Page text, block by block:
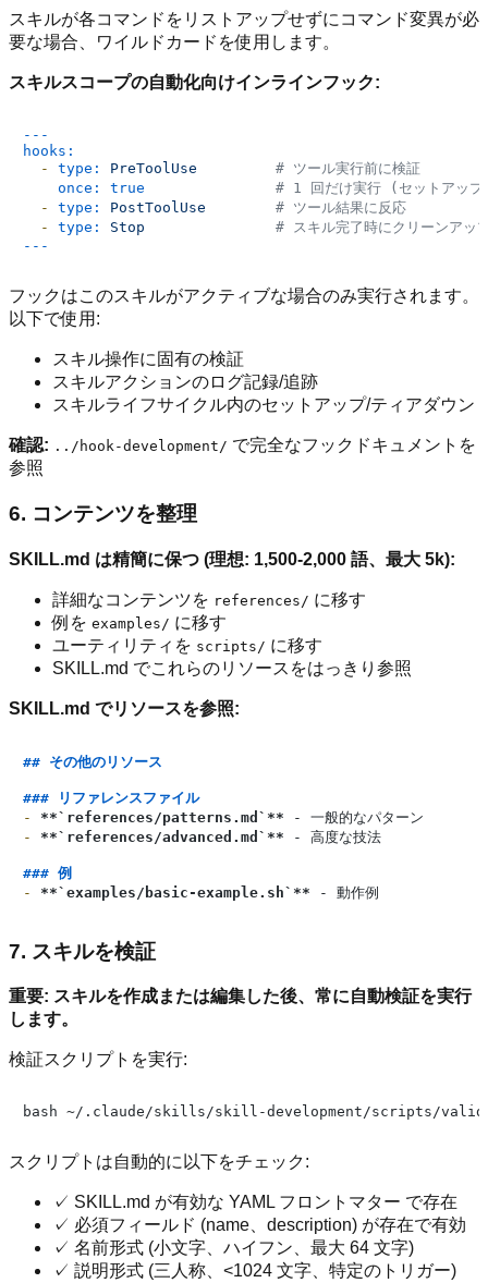
スキルが各コマンドをリストアップせずにコマンド変異が必
要な場合、ワイルドカードを使用します。
スキルスコープの自動化向けインラインフック:
---
hooks:
-
type: PreToolUse
# ツール実行前に検証
once:
true
# 1 回だけ実行 (セットアップ
-
type: PostToolUse
# ツール結果に反応
-
type: Stop
# スキル完了時にクリーンアッ
フックはこのスキルがアクティブな場合のみ実行されます。
以下で使用:
スキル操作に固有の検証
スキルアクションのログ記録/追跡
スキルライフサイクル内のセットアップ/ティアダウン
確認: ../hook-development/ で完全なフックドキュメントを
参照
6. コンテンツを整理
SKILL.md は精簡に保つ (理想: 1,500-2,000 語、最大 5k):
詳細なコンテンツを references/ に移す
例を examples/ に移す
ユーティリティを scripts/ に移す
SKILL.md でこれらのリソースをはっきり参照
SKILL.md でリソースを参照:
## その他のリソース
### リファレンスファイル
-
**`references/patterns.md`**
-
**`references/advanced.md`** - 高度な技法
### 例
-
**`examples/basic-example.sh`**
7. スキルを検証
重要: スキルを作成または編集した後、常に自動検証を実行
します。
検証スクリプトを実行:
スクリプトは自動的に以下をチェック:
✓ SKILL.md が有効な YAML フロントマター で存在
✓ 必須フィールド (name、description) が存在で有効
✓ 名前形式 (小文字、ハイフン、最大 64 文字)
✓ 説明形式 (三人称、<1024 文字、特定のトリガー)